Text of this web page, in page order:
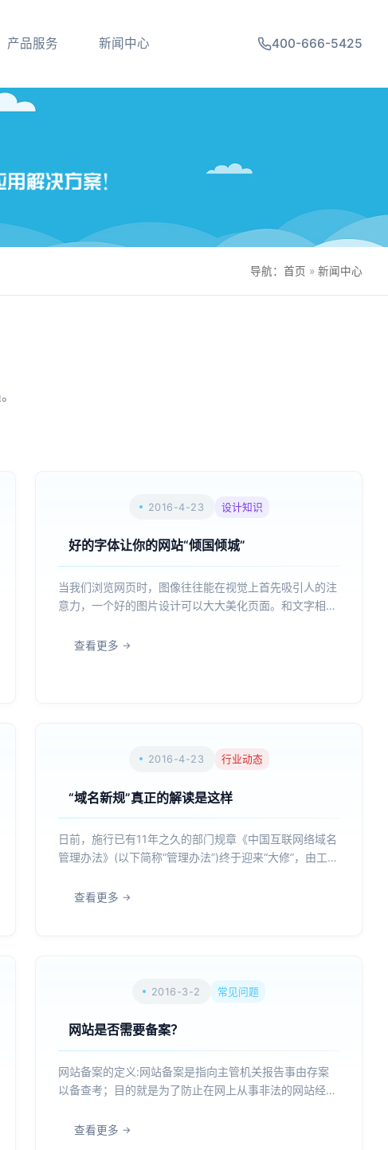
产品服务 新闻中心 400-666-5425
导航： 首页 » 新闻中心
2016-4-23 设计知识
好的字体让你的网站“倾国倾城”
当我们浏览网页时，图像往往能在视觉上首先吸引人的注
意力，一个好的图片设计可以大大美化页面。和文字相
一直注重对图像的创意设计、网页版式设计以及色彩搭
查看更多
2016-4-23 行业动态
“域名新规”真正的解读是这样
日前，施行已有11年之久的部门规章《中国互联网络域名
管理办法》(以下简称“管理办法”)终于迎来“大修”，由工业
稿)》(以下简称“域名新规”)正式面向公众征求意见。值得
查看更多
2016-3-2 常见问题
网站是否需要备案？
网站备案的定义:网站备案是指向主管机关报告事由存案
以备查考；目的就是为了防止在网上从事非法的网站经营
备案还是空间备案: 其实是一句话，域名如果绑定指向到
查看更多